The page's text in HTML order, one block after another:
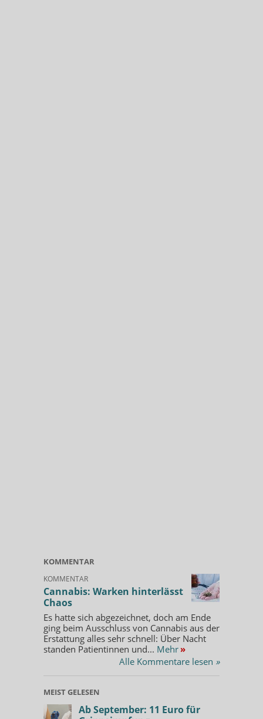
KOMMENTAR
KOMMENTAR
Cannabis: Warken hinterlässt
Chaos
Es hatte sich abgezeichnet, doch am Ende
ging beim Ausschluss von Cannabis aus der
Erstattung alles sehr schnell: Über Nacht
standen Patientinnen und... Mehr »
Alle Kommentare lesen »
MEIST GELESEN
Ab September: 11 Euro für